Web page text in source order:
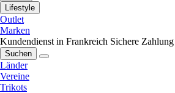
Lifestyle
Outlet
Marken
Kundendienst in Frankreich Sichere Zahlung
Suchen
Länder
Vereine
Trikots